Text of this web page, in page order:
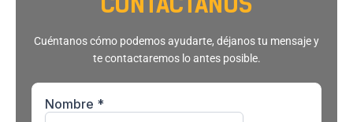
Cuéntanos cómo podemos ayudarte, déjanos tu mensaje y
te contactaremos lo antes posible.